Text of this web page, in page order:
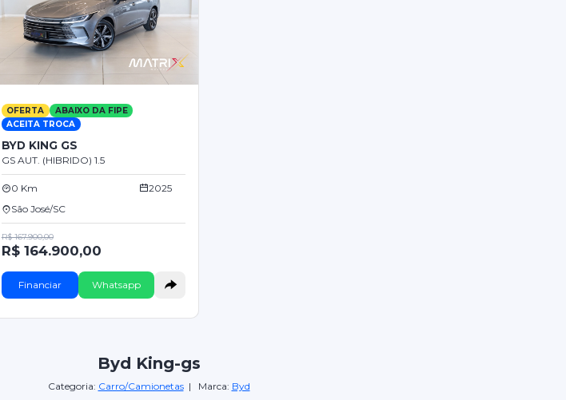
OFERTA
ABAIXO DA FIPE
ACEITA TROCA
BYD KING GS
GS AUT. (HIBRIDO) 1.5
0 Km
2025
São José/SC
R$ 167.900,00
R$ 164.900,00
Financiar Whatsapp
Byd King-gs
Categoria: Carro/Camionetas| Marca: Byd